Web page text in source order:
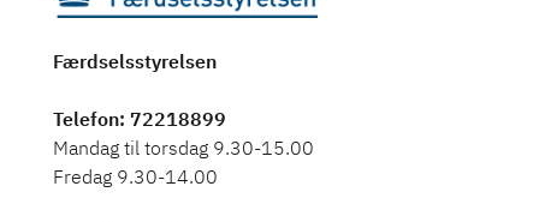
Færdselsstyrelsen
Telefon: 72218899
Mandag til torsdag 9.30-15.00
Fredag 9.30-14.00